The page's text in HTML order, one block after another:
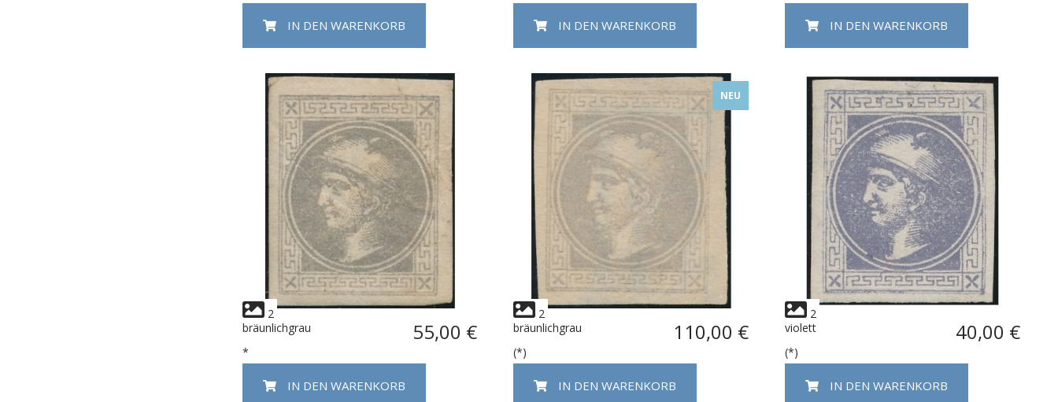
IN DEN WARENKORB IN DEN WARENKORB IN DEN WARENKORB
2
bräunlichgrau
55,00 €
*
IN DEN WARENKORB
NEU
2
bräunlichgrau
110,00 €
(*)
IN DEN WARENKORB
2
violett
40,00 €
(*)
IN DEN WARENKORB